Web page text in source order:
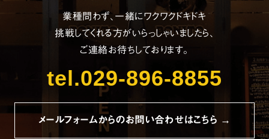
業種問わず、一緒にワクワクドキドキ
挑戦してくれる方がいらっしゃいましたら、
ご連絡お待ちしております。
tel.029-896-8855
メールフォームからのお問い合わせはこちら →